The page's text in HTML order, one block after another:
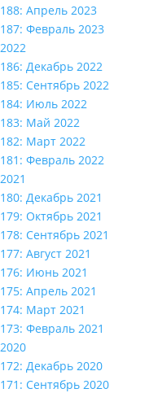
188: Апрель 2023
187: Февраль 2023
2022
186: Декабрь 2022
185: Сентябрь 2022
184: Июль 2022
183: Май 2022
182: Март 2022
181: Февраль 2022
2021
180: Декабрь 2021
179: Октябрь 2021
178: Сентябрь 2021
177: Август 2021
176: Июнь 2021
175: Апрель 2021
174: Март 2021
173: Февраль 2021
2020
172: Декабрь 2020
171: Сентябрь 2020